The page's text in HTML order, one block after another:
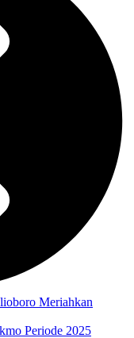
Meriahkan
Periode 2025